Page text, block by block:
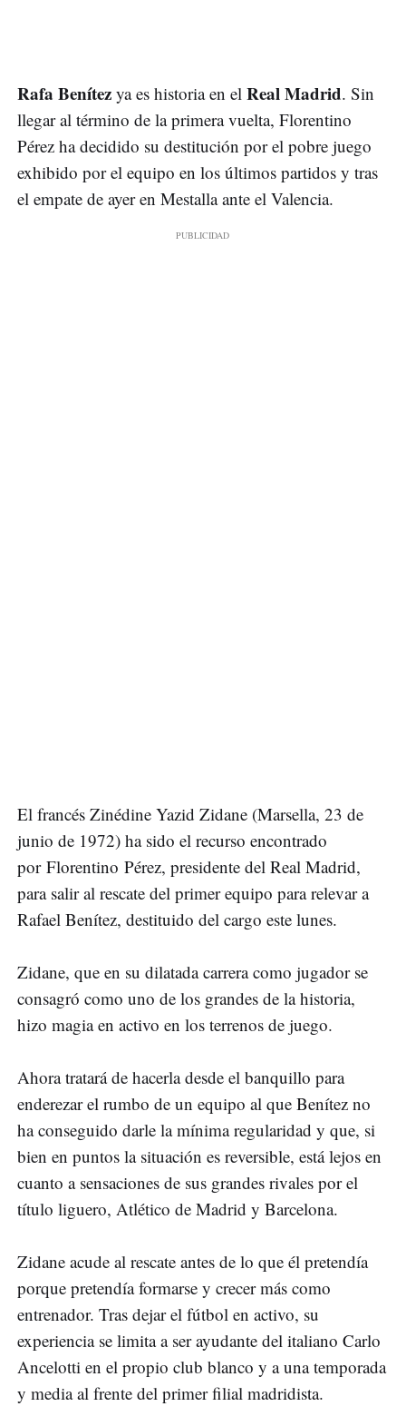
Rafa Benítez ya es historia en el Real Madrid. Sin
llegar al término de la primera vuelta, Florentino
Pérez ha decidido su destitución por el pobre juego
exhibido por el equipo en los últimos partidos y tras
el empate de ayer en Mestalla ante el Valencia.
El francés Zinédine Yazid Zidane (Marsella, 23 de
junio de 1972) ha sido el recurso encontrado
por Florentino Pérez, presidente del Real Madrid,
para salir al rescate del primer equipo para relevar a
Rafael Benítez, destituido del cargo este lunes.
Zidane, que en su dilatada carrera como jugador se
consagró como uno de los grandes de la historia,
hizo magia en activo en los terrenos de juego.
Ahora tratará de hacerla desde el banquillo para
enderezar el rumbo de un equipo al que Benítez no
ha conseguido darle la mínima regularidad y que, si
bien en puntos la situación es reversible, está lejos en
cuanto a sensaciones de sus grandes rivales por el
título liguero, Atlético de Madrid y Barcelona.
Zidane acude al rescate antes de lo que él pretendía
porque pretendía formarse y crecer más como
entrenador. Tras dejar el fútbol en activo, su
experiencia se limita a ser ayudante del italiano Carlo
Ancelotti en el propio club blanco y a una temporada
y media al frente del primer filial madridista.